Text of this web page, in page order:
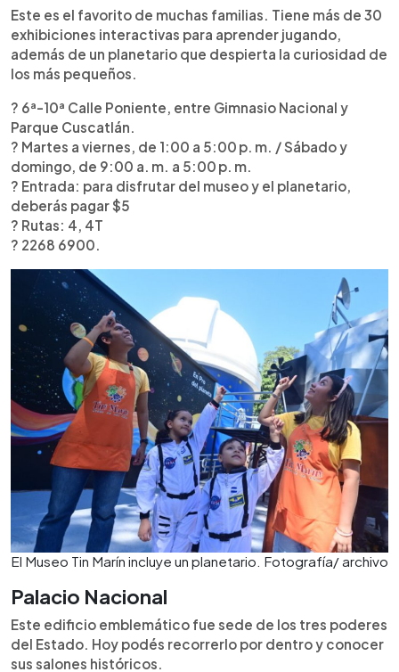
Este es el favorito de muchas familias. Tiene más de 30
exhibiciones interactivas para aprender jugando,
además de un planetario que despierta la curiosidad de
los más pequeños.
? 6ª-10ª Calle Poniente, entre Gimnasio Nacional y
Parque Cuscatlán.
? Martes a viernes, de 1:00 a 5:00 p. m. / Sábado y
domingo, de 9:00 a. m. a 5:00 p. m.
?️ Entrada: para disfrutar del museo y el planetario,
deberás pagar $5
? Rutas: 4, 4T
? 2268 6900.
El Museo Tin Marín incluye un planetario. Fotografía/ archivo
Palacio Nacional
Este edificio emblemático fue sede de los tres poderes
del Estado. Hoy podés recorrerlo por dentro y conocer
sus salones históricos.